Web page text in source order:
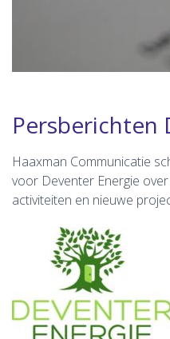
Persberichten
Haaxman Communicatie
voor Deventer Energie
activiteiten en nieuwe